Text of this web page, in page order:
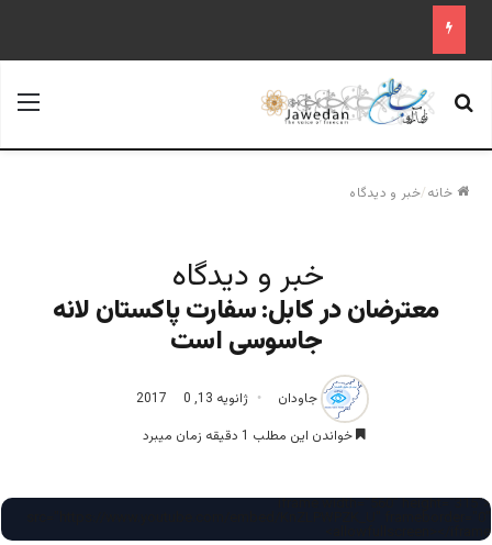
جستجو برای
خانه/خبر و دیدگاه
خبر و دیدگاه
معترضان در کابل: سفارت پاکستان لانه
جاسوسی است
جاودان ژانویه 13, 2017
0
خواندن این مطلب 1 دقیقه زمان میبرد
<iframe width="560" height="315"
allowfullscreen></iframe>